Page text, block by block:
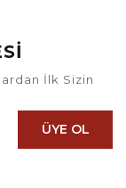
İlk Sizin
ÜYE OL